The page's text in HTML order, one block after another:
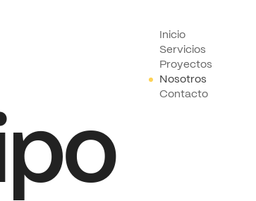
Inicio
Servicios
Proyectos
Nosotros
Contacto